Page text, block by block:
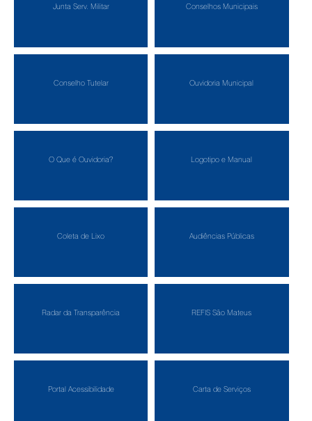
Junta Serv. Militar Conselhos Municipais
Conselho Tutelar Ouvidoria Municipal
O Que é Ouvidoria? Logotipo e Manual
Coleta de Lixo Audiências Públicas
Radar da Transparência REFIS São Mateus
Portal Acessibilidade Carta de Serviços